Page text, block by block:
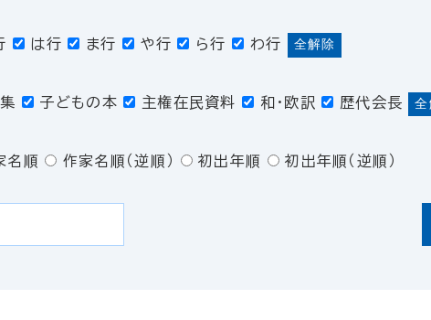
は行 ま行 や行 ら行 わ行 全解除
子どもの本 主権在民資料 和・欧訳 歴代会長 全
名順 作家名順（逆順） 初出年順 初出年順（逆順）